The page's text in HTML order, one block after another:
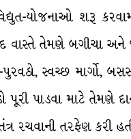
યોજનાઓ શરૂ
તેમણે બગીચા અને
સ્વચ્છ માર્ગો,
પૂરી પાડવા માટે તેમણે
રચવાની તરફેણ કરી